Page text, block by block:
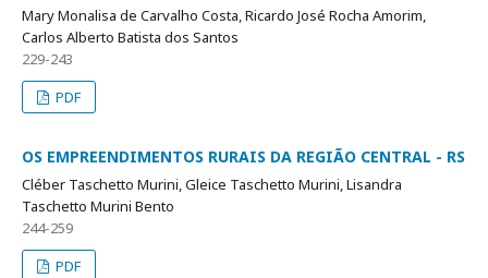
Mary Monalisa de Carvalho Costa, Ricardo José Rocha Amorim,
Carlos Alberto Batista dos Santos
229-243
PDF
OS EMPREENDIMENTOS RURAIS DA REGIÃO CENTRAL - RS
Cléber Taschetto Murini, Gleice Taschetto Murini, Lisandra
Taschetto Murini Bento
244-259
PDF